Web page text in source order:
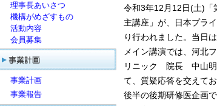
理事長あいさつ
機構がめざすもの
活動内容
会員募集
事業計画
事業報告
令和3年12月12日(土)「
主講座」が、日本プラ
り行われました。当日
メイン講演では、河北
リニック 院長 中山明
て、質疑応答を交えて
後半の後期研修医企画